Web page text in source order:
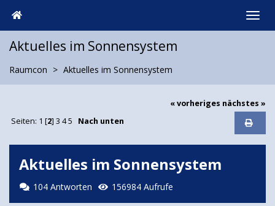
Aktuelles im Sonnensystem
Raumcon Aktuelles im Sonnensystem
« vorheriges nächstes »
Seiten: 1 [2] 3 4 5 Nach unten
Aktuelles im Sonnensystem
104 Antworten 156984 Aufrufe